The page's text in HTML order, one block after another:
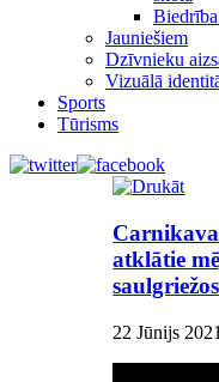
Jauniešiem
Dzīvnieku
Vizuālā
Sports
Tūrisms
atklātie
saulgriežos
22 Jūnijs 2021